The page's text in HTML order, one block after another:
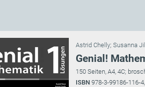
Astrid Chelly; Susanna
Genial!
150 Seiten, A4, 4C;
ISBN 978-3-99186-116-4,